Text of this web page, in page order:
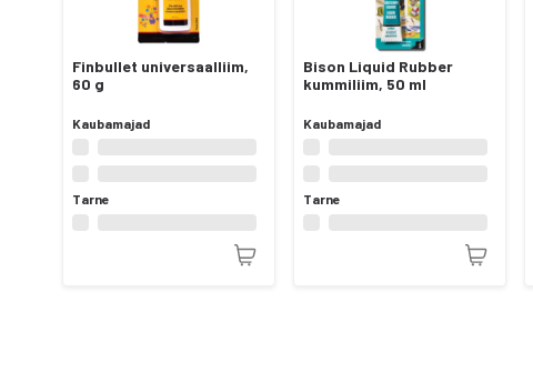
Finbullet universaalliim,
60 g
Kaubamajad
Tarne
Bison Liquid Rubber
kummiliim, 50 ml
Kaubamajad
Tarne